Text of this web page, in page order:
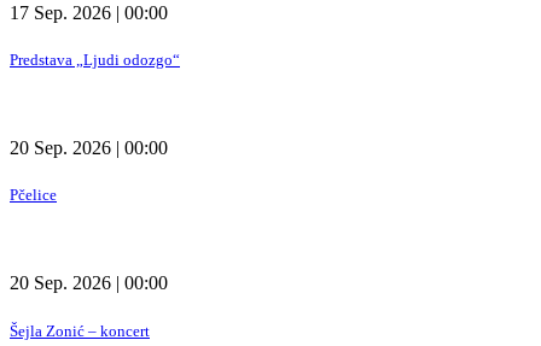
17 Sep. 2026 | 00:00
Predstava „Ljudi odozgo“
20 Sep. 2026 | 00:00
Pčelice
20 Sep. 2026 | 00:00
Šejla Zonić – koncert